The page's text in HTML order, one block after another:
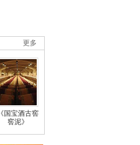
更多
《国宝酒古窖
窖泥》